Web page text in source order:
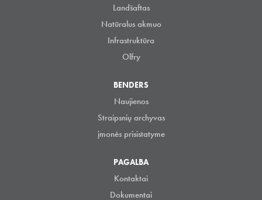
Landšaftas
Natūralus akmuo
Infrastruktūra
Olfry
BENDERS
Naujienos
Straipsnių archyvas
įmonės prisistatyme
PAGALBA
Kontaktai
Dokumentai